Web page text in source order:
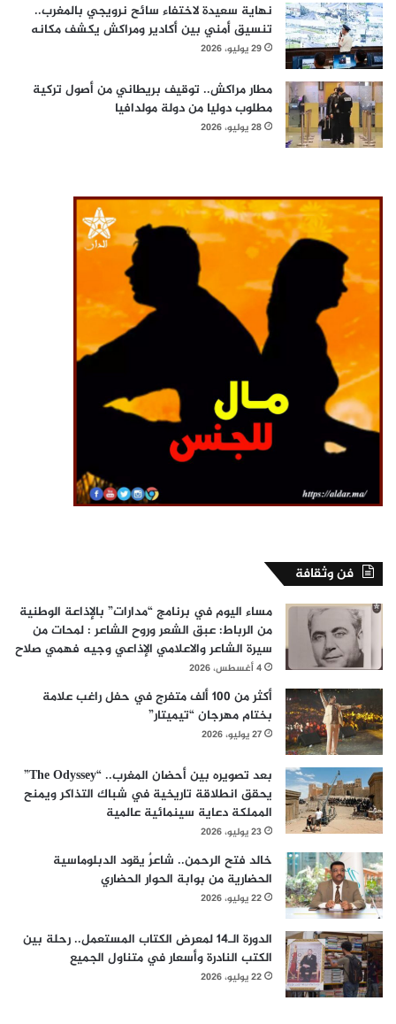
نهاية سعيدة لاختفاء سائح نرويجي بالمغرب..
تنسيق أمني بين أكادير ومراكش يكشف مكانه
29 يوليو، 2026
مطار مراكش.. توقيف بريطاني من أصول تركية
مطلوب دوليا من دولة مولدافيا
28 يوليو، 2026
فن وثقافة
مساء اليوم في برنامج “مدارات” بالإذاعة الوطنية
من الرباط: عبق الشعر وروح الشاعر : لمحات من
سيرة الشاعر والاعلامي الإذاعي وجيه فهمي صلاح
4 أغسطس، 2026
أكثر من 100 ألف متفرج في حفل راغب علامة
بختام مهرجان “تيميتار”
27 يوليو، 2026
بعد تصويره بين أحضان المغرب.. “The Odyssey”
يحقق انطلاقة تاريخية في شباك التذاكر ويمنح
المملكة دعاية سينمائية عالمية
23 يوليو، 2026
خالد فتح الرحمن.. شاعرٌ يقود الدبلوماسية
الحضارية من بوابة الحوار الحضاري
22 يوليو، 2026
الدورة الـ14 لمعرض الكتاب المستعمل.. رحلة بين
الكتب النادرة وأسعار في متناول الجميع
22 يوليو، 2026